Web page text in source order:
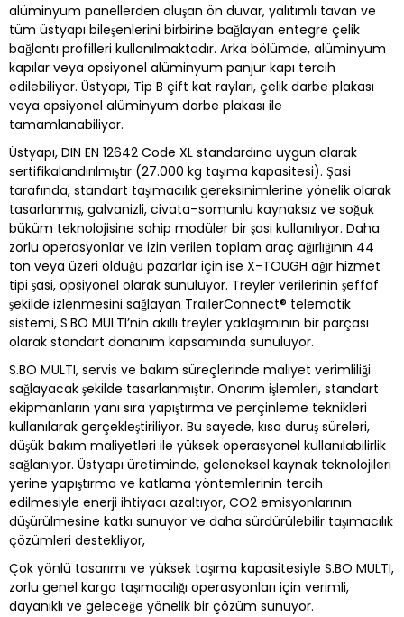
alüminyum panellerden oluşan ön duvar, yalıtımlı tavan ve
tüm üstyapı bileşenlerini birbirine bağlayan entegre çelik
bağlantı profilleri kullanılmaktadır. Arka bölümde, alüminyum
kapılar veya opsiyonel alüminyum panjur kapı tercih
edilebiliyor. Üstyapı, Tip B çift kat rayları, çelik darbe plakası
veya opsiyonel alüminyum darbe plakası ile
tamamlanabiliyor.
Üstyapı, DIN EN 12642 Code XL standardına uygun olarak
sertifikalandırılmıştır (27.000 kg taşıma kapasitesi). Şasi
tarafında, standart taşımacılık gereksinimlerine yönelik olarak
tasarlanmış, galvanizli, civata–somunlu kaynaksız ve soğuk
büküm teknolojisine sahip modüler bir şasi kullanılıyor. Daha
zorlu operasyonlar ve izin verilen toplam araç ağırlığının 44
ton veya üzeri olduğu pazarlar için ise X-TOUGH ağır hizmet
tipi şasi, opsiyonel olarak sunuluyor. Treyler verilerinin şeffaf
şekilde izlenmesini sağlayan TrailerConnect® telematik
sistemi, S.BO MULTI’nin akıllı treyler yaklaşımının bir parçası
olarak standart donanım kapsamında sunuluyor.
S.BO MULTI, servis ve bakım süreçlerinde maliyet verimliliği
sağlayacak şekilde tasarlanmıştır. Onarım işlemleri, standart
ekipmanların yanı sıra yapıştırma ve perçinleme teknikleri
kullanılarak gerçekleştiriliyor. Bu sayede, kısa duruş süreleri,
düşük bakım maliyetleri ile yüksek operasyonel kullanılabilirlik
sağlanıyor. Üstyapı üretiminde, geleneksel kaynak teknolojileri
yerine yapıştırma ve katlama yöntemlerinin tercih
edilmesiyle enerji ihtiyacı azaltıyor, CO2 emisyonlarının
düşürülmesine katkı sunuyor ve daha sürdürülebilir taşımacılık
çözümleri destekliyor,
Çok yönlü tasarımı ve yüksek taşıma kapasitesiyle S.BO MULTI,
zorlu genel kargo taşımacılığı operasyonları için verimli,
dayanıklı ve geleceğe yönelik bir çözüm sunuyor.